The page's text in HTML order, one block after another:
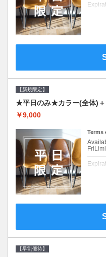
新規
平日
提案
【新規限定】
★平日のみ★カラー(全体)＋
￥9,000
Terms
新規
平日
提案
【早割優待】